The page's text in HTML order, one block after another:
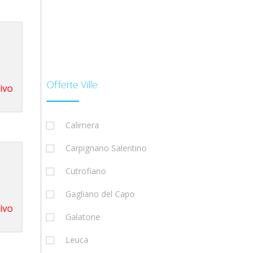
Offerte Ville
Calimera
Carpignano Salentino
Cutrofiano
Gagliano del Capo
Galatone
Leuca